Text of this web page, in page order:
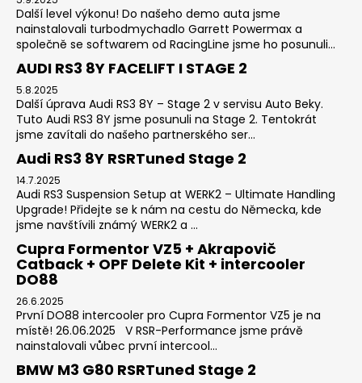
Další level výkonu! Do našeho demo auta jsme
nainstalovali turbodmychadlo Garrett Powermax a
společně se softwarem od RacingLine jsme ho posunuli...
AUDI RS3 8Y FACELIFT I STAGE 2
5.8.2025
Další úprava Audi RS3 8Y – Stage 2 v servisu Auto Beky.
Tuto Audi RS3 8Y jsme posunuli na Stage 2. Tentokrát
jsme zavítali do našeho partnerského ser...
Audi RS3 8Y RSRTuned Stage 2
14.7.2025
Audi RS3 Suspension Setup at WERK2 – Ultimate Handling
Upgrade! Přidejte se k nám na cestu do Německa, kde
jsme navštívili známý WERK2 a ...
Cupra Formentor VZ5 + Akrapovič
Catback + OPF Delete Kit + intercooler
DO88
26.6.2025
První DO88 intercooler pro Cupra Formentor VZ5 je na
místě! 26.06.2025 V RSR-Performance jsme právě
nainstalovali vůbec první intercool...
BMW M3 G80 RSRTuned Stage 2